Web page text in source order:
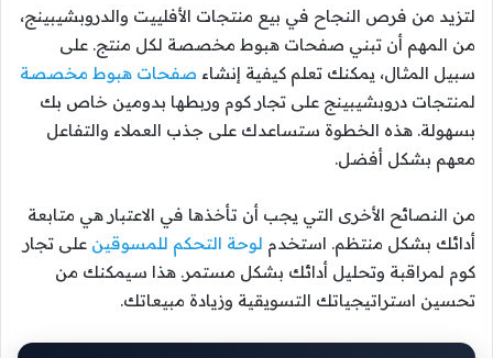
لتزيد من فرص النجاح في بيع منتجات الأفلييت والدروبشيبينج،
من المهم أن تبني صفحات هبوط مخصصة لكل منتج. على
سبيل المثال، يمكنك تعلم كيفية إنشاء صفحات هبوط مخصصة
لمنتجات دروبشيبينج على تجار كوم وربطها بدومين خاص بك
بسهولة. هذه الخطوة ستساعدك على جذب العملاء والتفاعل
معهم بشكل أفضل.
من النصائح الأخرى التي يجب أن تأخذها في الاعتبار هي متابعة
أدائك بشكل منتظم. استخدم لوحة التحكم للمسوقين على تجار
كوم لمراقبة وتحليل أدائك بشكل مستمر. هذا سيمكنك من
تحسين استراتيجياتك التسويقية وزيادة مبيعاتك.